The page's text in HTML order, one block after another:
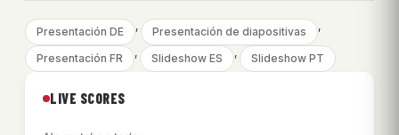
Presentación DE , Presentación de diapositivas ,
Presentación FR , Slideshow ES , Slideshow PT
LIVE SCORES